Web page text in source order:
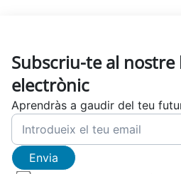
Subscriu-te al
electrònic
Aprendràs a gaudir del teu
Envia